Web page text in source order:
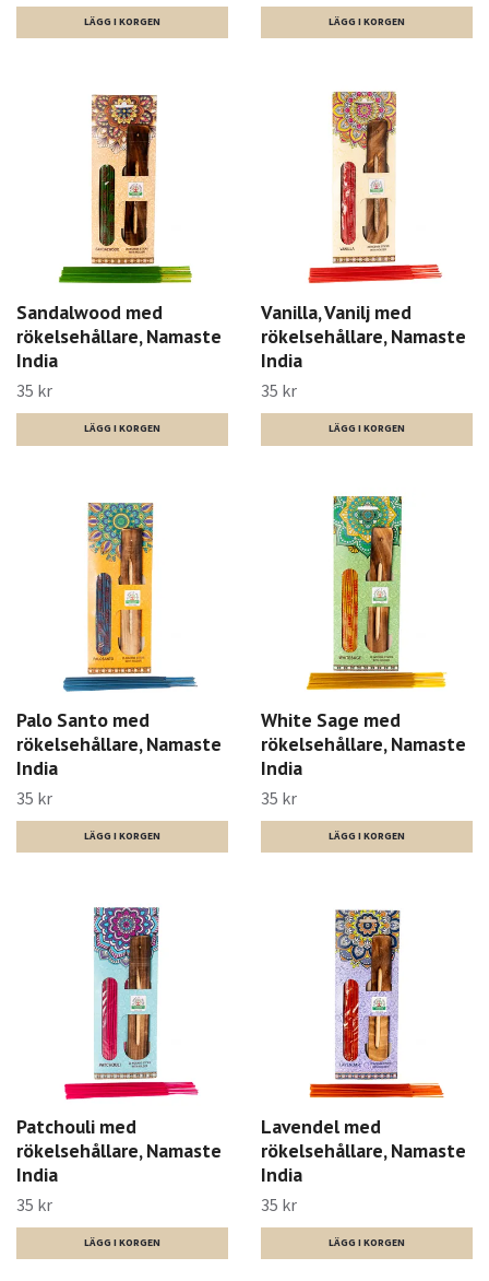
Sandalwood med
rökelsehållare, Namaste
India
35 kr
Vanilla, Vanilj med
rökelsehållare, Namaste
India
35 kr
Palo Santo med
rökelsehållare, Namaste
India
35 kr
White Sage med
rökelsehållare, Namaste
India
35 kr
Patchouli med
rökelsehållare, Namaste
India
35 kr
Lavendel med
rökelsehållare, Namaste
India
35 kr